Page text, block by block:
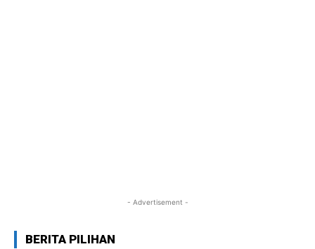
- Advertisement -
BERITA PILIHAN